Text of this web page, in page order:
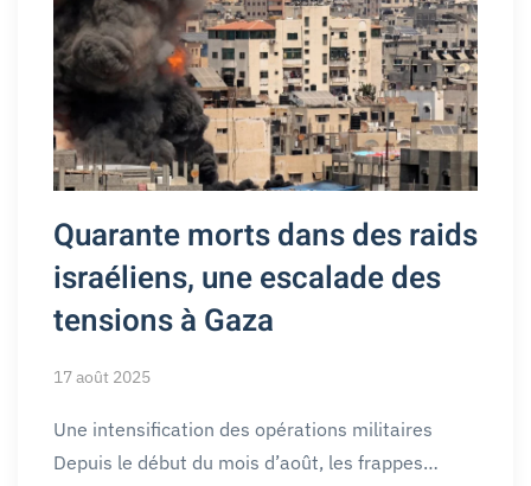
Quarante morts dans des raids
israéliens, une escalade des
tensions à Gaza
17 août 2025
Une intensification des opérations militaires
Depuis le début du mois d’août, les frappes…